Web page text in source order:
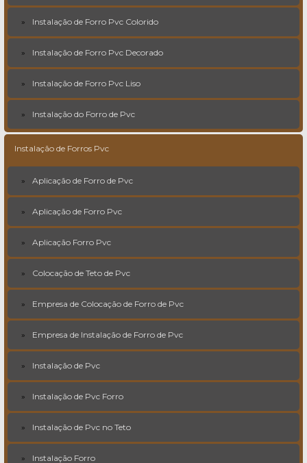
Instalação de Forro Pvc Colorido
Instalação de Forro Pvc Decorado
Instalação de Forro Pvc Liso
Instalação do Forro de Pvc
Instalação de Forros Pvc
Aplicação de Forro de Pvc
Aplicação de Forro Pvc
Aplicação Forro Pvc
Colocação de Teto de Pvc
Empresa de Colocação de Forro de Pvc
Empresa de Instalação de Forro de Pvc
Instalação de Pvc
Instalação de Pvc Forro
Instalação de Pvc no Teto
Instalação Forro